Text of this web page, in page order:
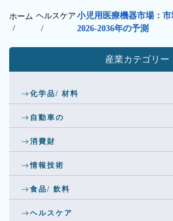
ホーム
/
ヘルスケア
/
小児用医療機器市場：市
2026-2036年の予測
産業カテゴリー
化学品/ 材料
自動車の
消費財
情報技術
食品/ 飲料
ヘルスケア